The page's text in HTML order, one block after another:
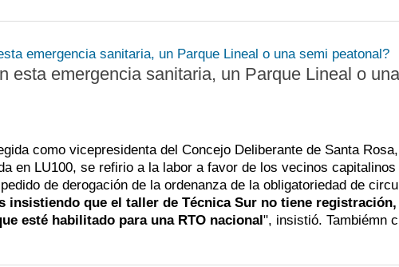
esta emergencia sanitaria, un Parque Lineal o
como vicepresidenta del Concejo Deliberante de Santa
en LU100, se refirio a la labor a favor de los vecinos capitalinos
de derogación de la ordenanza de la obligatoriedad de
insistiendo que el taller de Técnica Sur no tiene
esté habilitado para una RTO nacional", insistió. Tambiémn